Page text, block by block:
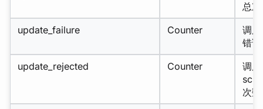
总
update_failure
Counter
调
错
update_rejected
Counter
调
次数